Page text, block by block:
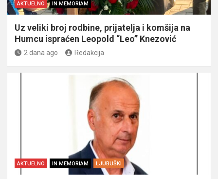
AKTUELNO IN MEMORIAM
Uz veliki broj rodbine, prijatelja i komšija na
Humcu ispraćen Leopold “Leo” Knezović
2 dana ago Redakcija
AKTUELNO IN MEMORIAM LJUBUŠKI